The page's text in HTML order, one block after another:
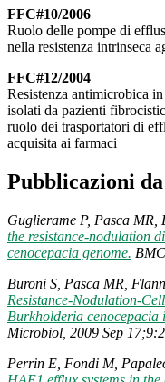
FFC#10/2006
Ruolo delle pompe di
nella resistenza intrinseca
FFC#12/2004
Resistenza antimicrobica
isolati da pazienti
ruolo dei trasportatori di
acquisita ai farmaci
Pubblicazioni
Guglierame P, Pasca MR,
the resistance-nodulation
cenocepacia genome.
Buroni S, Pasca MR,
Resistance-Nodulation-
Burkholderia cenocepacia
Microbiol, 2009 Sep
Perrin E, Fondi M,